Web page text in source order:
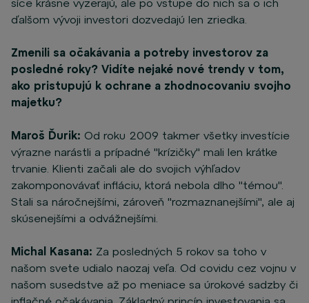
síce krásne vyzerajú, ale po vstupe do nich sa o ich
ďalšom vývoji investori dozvedajú len zriedka.
Zmenili sa očakávania a potreby investorov za
posledné roky? Vidíte nejaké nové trendy v tom,
ako pristupujú k ochrane a zhodnocovaniu svojho
majetku?
Maroš Ďurik: Od roku 2009 takmer všetky investície
výrazne narástli a prípadné "krízičky" mali len krátke
trvanie. Klienti začali ale do svojich výhľadov
zakomponovávať infláciu, ktorá nebola dlho "témou".
Stali sa náročnejšími, zároveň "rozmaznanejšími", ale aj
skúsenejšími a odvážnejšími.
Michal Kasana: Za posledných 5 rokov sa toho v
našom svete udialo naozaj veľa. Od covidu cez vojnu v
našom susedstve až po meniace sa úrokové sadzby či